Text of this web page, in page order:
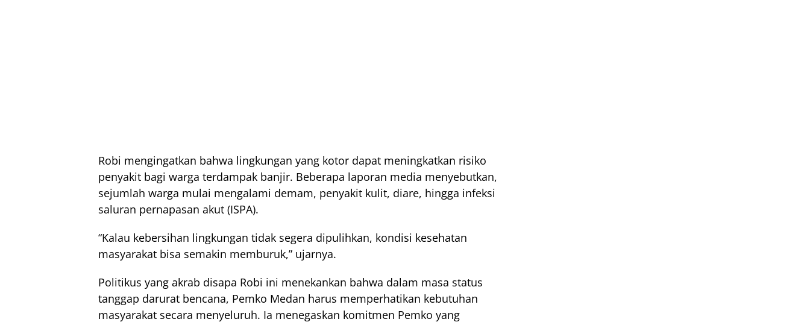
Robi mengingatkan bahwa lingkungan yang kotor dapat meningkatkan risiko
penyakit bagi warga terdampak banjir. Beberapa laporan media menyebutkan,
sejumlah warga mulai mengalami demam, penyakit kulit, diare, hingga infeksi
saluran pernapasan akut (ISPA).
“Kalau kebersihan lingkungan tidak segera dipulihkan, kondisi kesehatan
masyarakat bisa semakin memburuk,” ujarnya.
Politikus yang akrab disapa Robi ini menekankan bahwa dalam masa status
tanggap darurat bencana, Pemko Medan harus memperhatikan kebutuhan
masyarakat secara menyeluruh. Ia menegaskan komitmen Pemko yang